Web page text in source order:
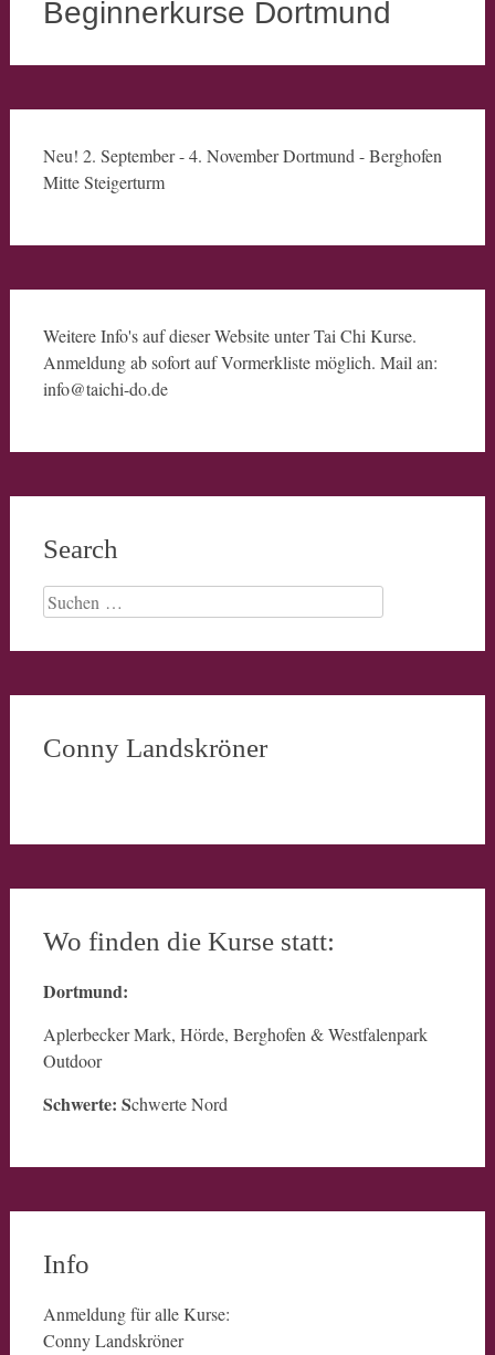
Beginnerkurse Dortmund
Neu! 2. September - 4. November Dortmund - Berghofen
Mitte Steigerturm
Weitere Info's auf dieser Website unter Tai Chi Kurse.
Anmeldung ab sofort auf Vormerkliste möglich. Mail an:
info@taichi-do.de
Search
Suchen
nach:
Conny Landskröner
Wo finden die Kurse statt:
Dortmund:
Aplerbecker Mark, Hörde, Berghofen & Westfalenpark
Outdoor
Schwerte: Schwerte Nord
Info
Anmeldung für alle Kurse:
Conny Landskröner